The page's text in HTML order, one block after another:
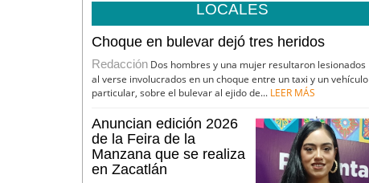
LOCALES
Choque en bulevar dejó tres heridos
Redacción Dos hombres y una mujer resultaron lesionados
al verse involucrados en un choque entre un taxi y un vehículo
particular, sobre el bulevar al ejido de... LEER MÁS
Anuncian edición 2026
de la Feira de la
Manzana que se realiza
en Zacatlán